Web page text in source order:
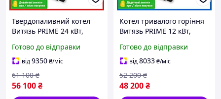
Твердопаливний котел
Витязь PRIME 24 кВт,
опалювальний агрегат,
піч для дому
Готово до відправки
від9350₴/міс
56 100₴
61 100 ₴
Котел тривалого горіння
Витязь PRIME 12 кВт,
твердопаливний
Готово до відправки
від8033₴/міс
48 200₴
52 200 ₴